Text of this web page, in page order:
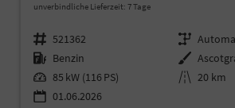
unverbindliche Lieferzeit: 7 Tage
Fahrzeugnr. 521362 Getriebe
Kraftstoff Benzin Außenfarbe
Leistung 85 kW (116 PS) Kilometerstand 20 km
01.06.2026